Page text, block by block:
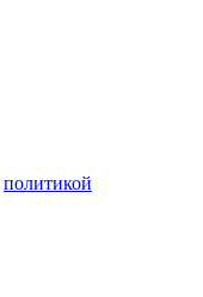
политикой